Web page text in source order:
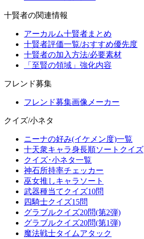
十賢者の関連情報
アーカルム十賢者まとめ
十賢者評価一覧/おすすめ優先度
十賢者の加入方法/必要素材
「至賢の領域」強化内容
フレンド募集
フレンド募集画像メーカー
クイズ/小ネタ
ニーナの好み(イケメン度)一覧
十天衆キャラ身長順ソートクイズ
クイズ･小ネタ一覧
神石所持率チェッカー
巫女推しキャラソート
武器種当てクイズ10問
四騎士クイズ15問
グラブルクイズ20問(第2弾)
グラブルクイズ20問(第1弾)
魔法戦士タイムアタック